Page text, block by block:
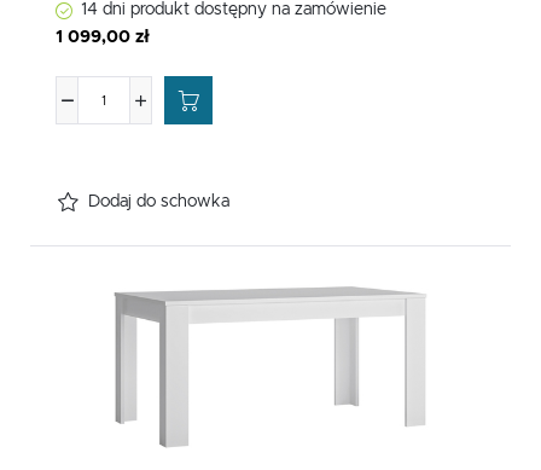
14 dni produkt dostępny na zamówienie
1 099,00 zł
Dodaj do schowka